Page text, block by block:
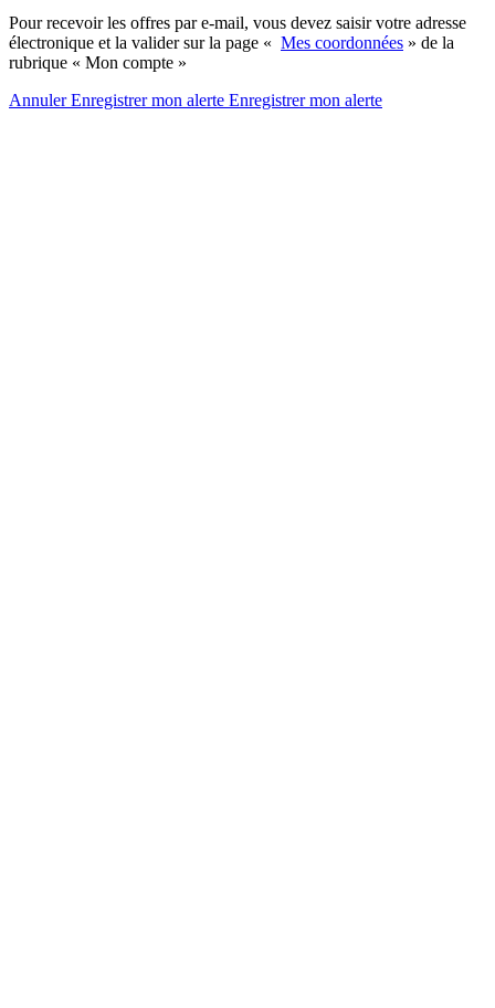
Pour recevoir les offres par e-mail, vous devez saisir votre adresse
électronique et la valider sur la page « Mes coordonnées » de la
rubrique « Mon compte »
AnnulerEnregistrer mon alerte Enregistrermon alerte